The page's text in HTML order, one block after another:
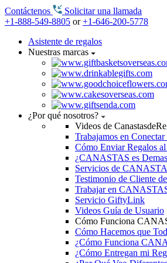
Contáctenos
Solicitar una llamada
+1-888-549-8805 or+1-646-200-5778
Asistente de regalos
Nuestras marcas
¿Por qué nosotros?
Videos de
Trabajamos en Conectar
Cómo Enviar Regalos
¿CANASTAS es
Servicios de
Testimonio de Cliente
Trabajar en
Servicio GiftyLink
Videos Guía de Usuario
Cómo Funciona
Cómo Hacemos que
¿Cómo Funciona
¿Cómo Entregan mi